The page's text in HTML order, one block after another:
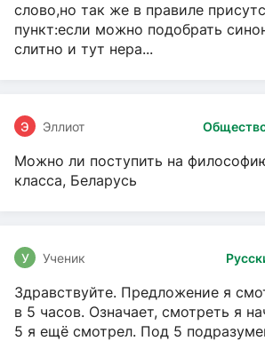
слово,но так же в правиле
пункт:если можно подобрать
слитно и тут нера...
Э Эллиот
Можно ли поступить на
класса, Беларусь
У Ученик
Здравствуйте. Предложение я
в 5 часов. Означает, смотреть я
5 я ещё смотрел. Под 5